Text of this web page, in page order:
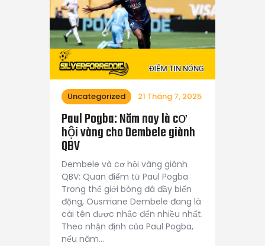
Uncategorized 21 Tháng 7, 2025
Paul Pogba: Năm nay là cơ
hội vàng cho Dembele giành
QBV
Dembele và cơ hội vàng giành
QBV: Quan điểm từ Paul Pogba
Trong thế giới bóng đá đầy biến
động, Ousmane Dembele đang là
cái tên được nhắc đến nhiều nhất.
Theo nhận định của Paul Pogba,
nếu năm…